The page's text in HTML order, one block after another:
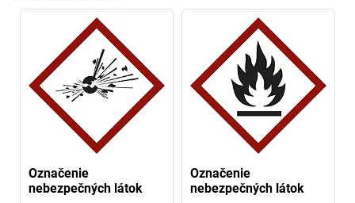
Označenie
nebezpečných látok
Označenie
nebezpečných látok